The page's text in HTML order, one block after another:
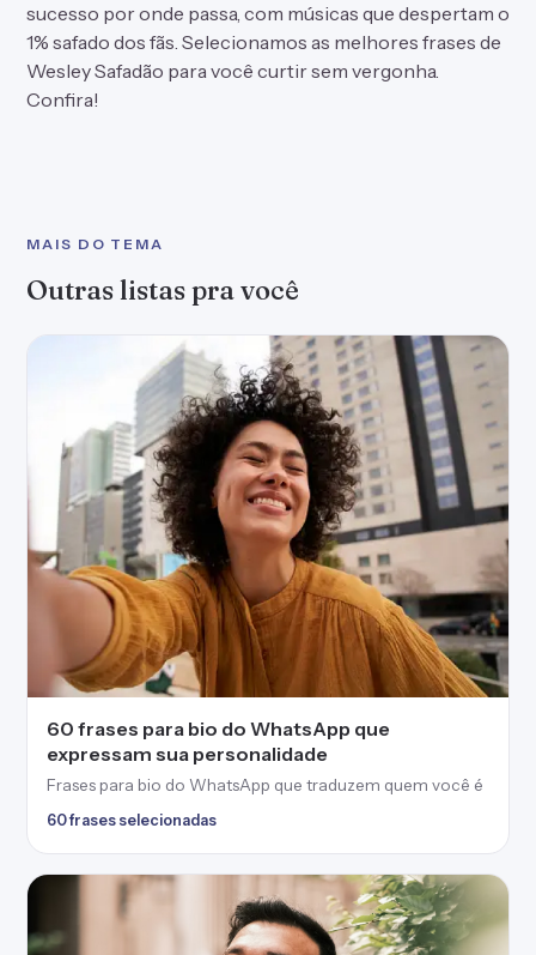
sucesso por onde passa, com músicas que despertam o
1% safado dos fãs. Selecionamos as melhores frases de
Wesley Safadão para você curtir sem vergonha.
Confira!
MAIS DO TEMA
Outras listas pra você
60 frases para bio do WhatsApp que
expressam sua personalidade
Frases para bio do WhatsApp que traduzem quem você é
60 frases selecionadas